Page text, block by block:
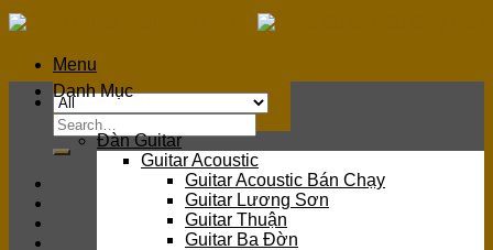
Skip
to
contentMenu
Search
for:
Danh Mục
Đàn Guitar
Guitar Acoustic
Guitar Acoustic Bán Chạy
Guitar Lương Sơn
Guitar Thuận
Guitar Ba Đờn